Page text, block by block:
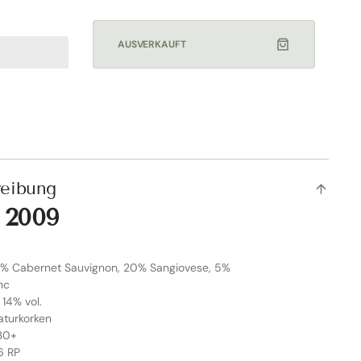
AUSVERKAUFT
Cabernet Sauvignon, 20% Sangiovese, 5%
vol.
RP